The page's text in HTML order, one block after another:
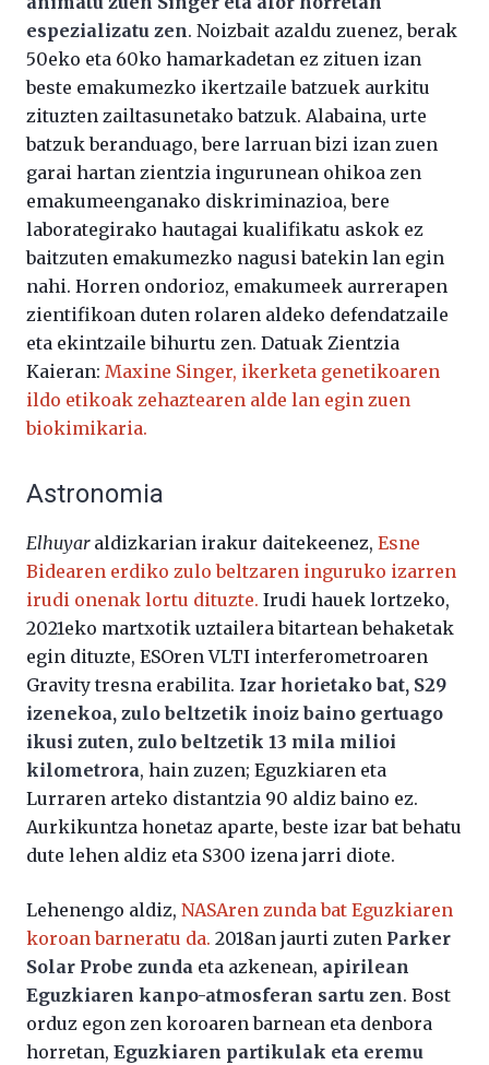
espezializatu zen. Noizbait azaldu zuenez, berak
50eko eta 60ko hamarkadetan ez zituen izan
beste emakumezko ikertzaile batzuek aurkitu
zituzten zailtasunetako batzuk. Alabaina, urte
batzuk beranduago, bere larruan bizi izan zuen
garai hartan zientzia ingurunean ohikoa zen
emakumeenganako diskriminazioa, bere
laborategirako hautagai kualifikatu askok ez
baitzuten emakumezko nagusi batekin lan egin
nahi. Horren ondorioz, emakumeek aurrerapen
zientifikoan duten rolaren aldeko defendatzaile
eta ekintzaile bihurtu zen. Datuak Zientzia
Kaieran: Maxine Singer, ikerketa genetikoaren
ildo etikoak zehaztearen alde lan egin zuen
biokimikaria.
Astronomia
Elhuyar aldizkarian irakur daitekeenez, Esne
Bidearen erdiko zulo beltzaren inguruko izarren
irudi onenak lortu dituzte. Irudi hauek lortzeko,
2021eko martxotik uztailera bitartean behaketak
egin dituzte, ESOren VLTI interferometroaren
Gravity tresna erabilita. Izar horietako bat, S29
izenekoa, zulo beltzetik inoiz baino gertuago
ikusi zuten, zulo beltzetik 13 mila milioi
kilometrora, hain zuzen; Eguzkiaren eta
Lurraren arteko distantzia 90 aldiz baino ez.
Aurkikuntza honetaz aparte, beste izar bat behatu
dute lehen aldiz eta S300 izena jarri diote.
Lehenengo aldiz, NASAren zunda bat Eguzkiaren
koroan barneratu da. 2018an jaurti zuten Parker
Solar Probe zunda eta azkenean, apirilean
Eguzkiaren kanpo-atmosferan sartu zen. Bost
orduz egon zen koroaren barnean eta denbora
horretan, Eguzkiaren partikulak eta eremu